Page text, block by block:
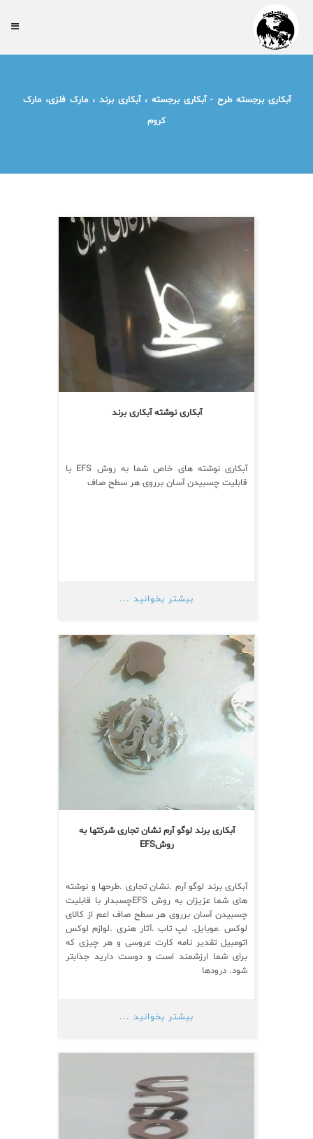
آبکاری برجسته طرح - آبکاری برجسته ، آبکاری برند ، مارک فلزی، مارک
کروم
آبکاری نوشته آبکاری برند
آبکاری نوشته های خاص شما به روش EFS با
قابلیت چسبیدن آسان برروی هر سطح صاف
بیشتر بخوانید ...
آبکاری برند لوگو آرم نشان تجاری شرکتها به
روشEFS
آبکاری برند لوگو آرم .نشان تجاری .طرحها و نوشته
های شما عزیزان به روش EFSچسبدار با قابلیت
چسبیدن آسان برروی هر سطح صاف اعم از کالای
لوکس .موبایل. لپ تاب .آثار هنری .لوازم لوکس
اتومبیل تقدیر نامه کارت عروسی و هر چیزی که
برای شما ارزشمند است و دوست دارید جذابتر
شود. درودها
بیشتر بخوانید ...